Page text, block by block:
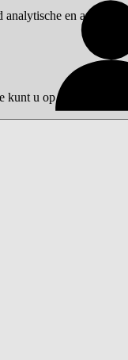
en
u op elk moment